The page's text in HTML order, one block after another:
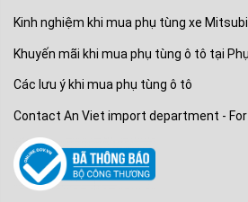
Kinh nghiệm khi mua phụ tùng xe
Khuyến mãi khi mua phụ tùng ô tô tại
Các lưu ý khi mua phụ tùng ô tô
Contact An Viet import department -